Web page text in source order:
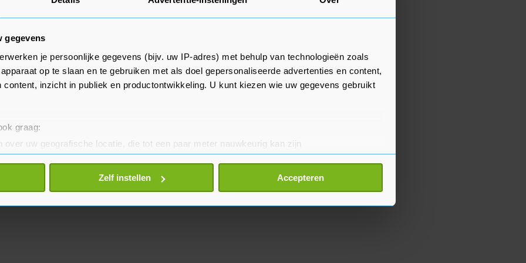
gegevens
je persoonlijke gegevens (bijv. uw IP-adres) met behulp van technologieën zoals
op te slaan en te gebruiken met als doel gepersonaliseerde advertenties en content,
content, inzicht in publiek en productontwikkeling. U kunt kiezen wie uw gegevens gebruikt
graag:
over uw geografische locatie, die tot een paar meter nauwkeurig kan zijn
door het actief te scannen op specifieke eigenschappen (fingerprinting)
gegevens worden verwerkt en stel uw voorkeuren in het
detailgedeelte
of intrekken in de Cookieverklaring.
Zelf instellen Accepteren
bieden aan nieuwe
voor het eerst op tv, toen
was de eerste
het programma gepresenteerd